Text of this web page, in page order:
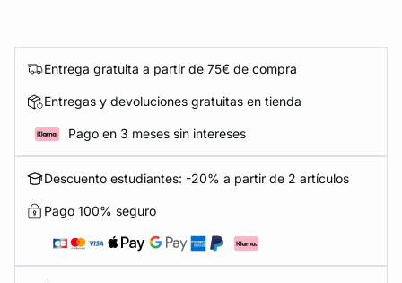
Entrega gratuita a partir de 75€ de compra
Entregas y devoluciones gratuitas en tienda
Pago en 3 meses sin intereses
Descuento estudiantes: -20% a partir de 2 artículos
Pago 100% seguro